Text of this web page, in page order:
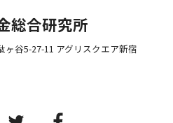
総合研究所
ヶ谷5-27-11 アグリスクエア新宿